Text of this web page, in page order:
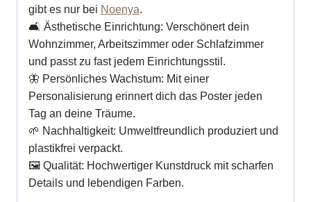
gibt es nur bei Noenya.
🛋 Ästhetische Einrichtung: Verschönert dein
Wohnzimmer, Arbeitszimmer oder Schlafzimmer
und passt zu fast jedem Einrichtungsstil.
🦋 Persönliches Wachstum: Mit einer
Personalisierung erinnert dich das Poster jeden
Tag an deine Träume.
🌱 Nachhaltigkeit: Umweltfreundlich produziert und
plastikfrei verpackt.
🖼 Qualität: Hochwertiger Kunstdruck mit scharfen
Details und lebendigen Farben.